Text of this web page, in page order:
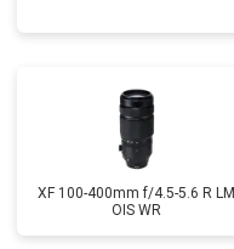
XF 100-400mm f/4.5-5.6 R LM
OIS WR